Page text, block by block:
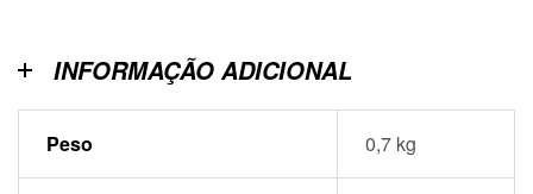
INFORMAÇÃO ADICIONAL
Peso 0,7 kg